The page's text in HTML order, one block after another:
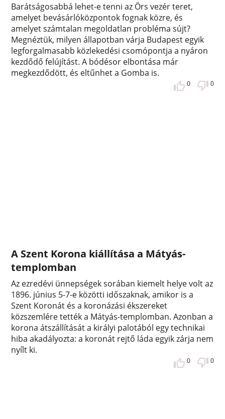
Barátságosabbá lehet-e tenni az Örs vezér teret,
amelyet bevásárlóközpontok fognak közre, és
amelyet számtalan megoldatlan probléma sújt?
Megnéztük, milyen állapotban várja Budapest egyik
legforgalmasabb közlekedési csomópontja a nyáron
kezdődő felújítást. A bódésor elbontása már
megkezdődött, és eltűnhet a Gomba is.
0 0
A Szent Korona kiállítása a Mátyás-
templomban
Az ezredévi ünnepségek sorában kiemelt helye volt az
1896. június 5-7-e közötti időszaknak, amikor is a
Szent Koronát és a koronázási ékszereket
közszemlére tették a Mátyás-templomban. Azonban a
korona átszállítását a királyi palotából egy technikai
hiba akadályozta: a koronát rejtő láda egyik zárja nem
nyílt ki.
0 0